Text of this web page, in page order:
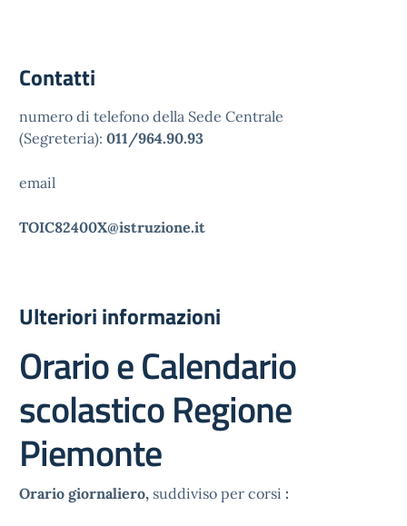
Contatti
numero di telefono della Sede Centrale
(Segreteria): 011/964.90.93
email
TOIC82400X@istruzione.it
Ulteriori informazioni
Orario e Calendario
scolastico Regione
Piemonte
Orario giornaliero, suddiviso per corsi :